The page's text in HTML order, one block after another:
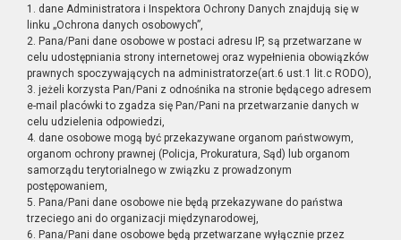
1. dane Administratora i Inspektora Ochrony Danych znajdują się w
linku „Ochrona danych osobowych”,
2. Pana/Pani dane osobowe w postaci adresu IP, są przetwarzane w
celu udostępniania strony internetowej oraz wypełnienia obowiązków
prawnych spoczywających na administratorze(art.6 ust.1 lit.c RODO),
3. jeżeli korzysta Pan/Pani z odnośnika na stronie będącego adresem
e-mail placówki to zgadza się Pan/Pani na przetwarzanie danych w
celu udzielenia odpowiedzi,
4. dane osobowe mogą być przekazywane organom państwowym,
organom ochrony prawnej (Policja, Prokuratura, Sąd) lub organom
samorządu terytorialnego w związku z prowadzonym
postępowaniem,
5. Pana/Pani dane osobowe nie będą przekazywane do państwa
trzeciego ani do organizacji międzynarodowej,
6. Pana/Pani dane osobowe będą przetwarzane wyłącznie przez